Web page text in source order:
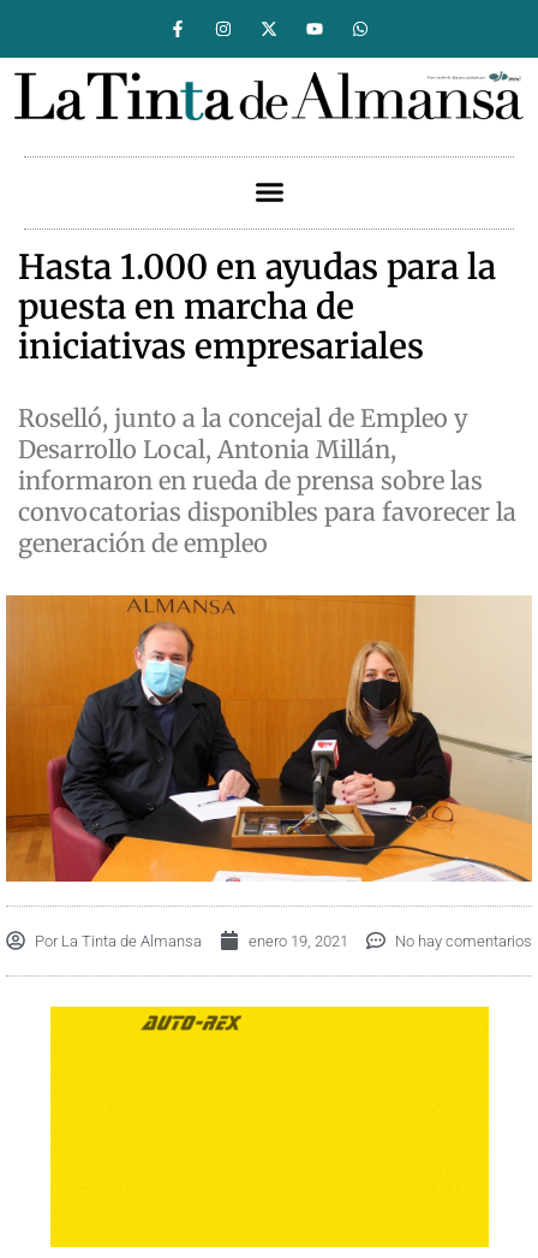
Hasta 1.000 en ayudas para la
puesta en marcha de
iniciativas empresariales
Roselló, junto a la concejal de Empleo y
Desarrollo Local, Antonia Millán,
informaron en rueda de prensa sobre las
convocatorias disponibles para favorecer la
generación de empleo
Por La Tinta de Almansa enero 19, 2021 No hay comentarios